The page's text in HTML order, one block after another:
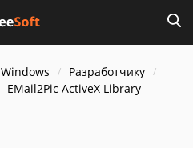
Windows
Разработчику
EMail2Pic ActiveX Library